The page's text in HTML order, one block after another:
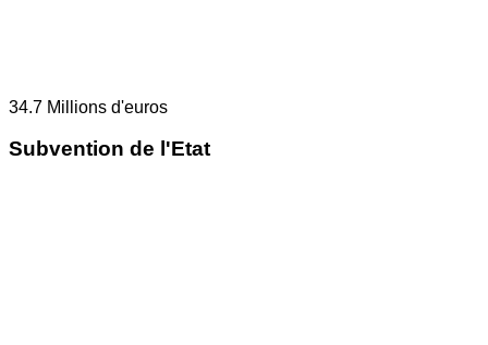
34.7 Millions d'euros
Subvention de l'Etat